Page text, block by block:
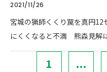
2021/11/26
宮城の猟師くくり罠を真円12
にくくなると不満 熊森見解
1 ...